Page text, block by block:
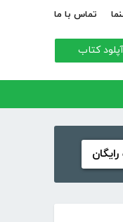
تماس با ما
آپلود کتاب